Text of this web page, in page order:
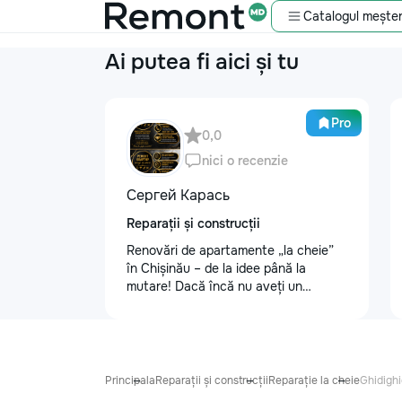
Catalogul
Ai putea fi aici și tu
Pro
0,0
nici o recenzie
Сергей Карась
Reparații și construcții
Renovări de apartamente „la cheie”
în Chișinău – de la idee până la
mutare! Dacă încă nu aveți un
bugetului dumneavoastră. Contract +
PrincipalaReparații și construcțiiReparație la cheie